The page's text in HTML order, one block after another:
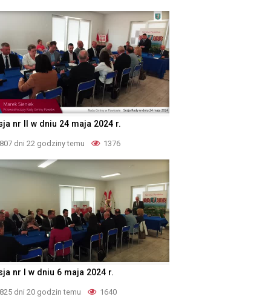
nr II w dniu 24 maja 2024 r.
807 dni 22 godziny temu 1376
nr I w dniu 6 maja 2024 r.
825 dni 20 godzin temu 1640